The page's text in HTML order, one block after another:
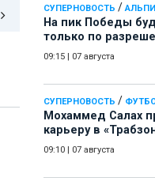
СУПЕРНОВОСТЬ /
На пик Победы
только по
09:15 07 августа
СУПЕРНОВОСТЬ /
Мохаммед Салах
карьеру в
09:10 07 августа